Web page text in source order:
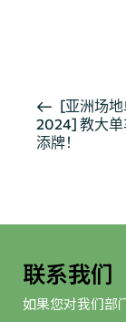
活
动
导
[亚洲场
2024] 教大
添牌！
联系我们
如果您对我们部